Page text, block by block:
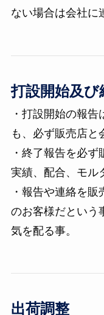
ない場合は会社に
打設開始及び
・打設開始の報
も、必ず販売店と
・終了報告を必
実績、配合、モル
・報告や連絡を
のお客様だという
気を配る事。
出荷調整